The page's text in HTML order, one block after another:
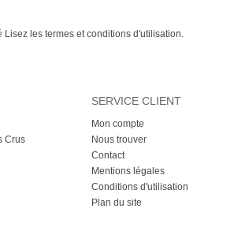
Lisez les termes et conditions d'utilisation.
Crus
SERVICE CLIENT
Mon compte
Nous trouver
Contact
Mentions légales
Conditions d'utilisation
Plan du site